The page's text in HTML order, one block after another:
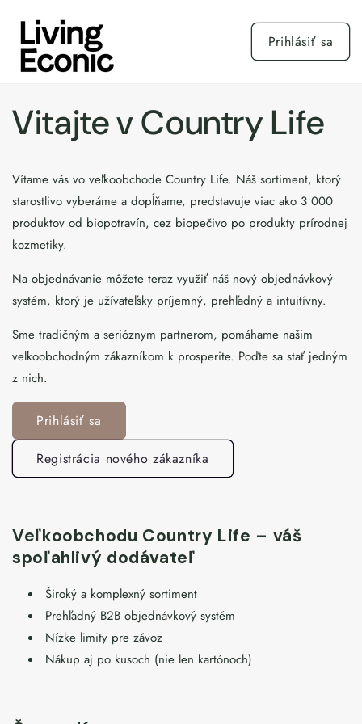
na
obsah
Prihlásiť sa
Vitajte v Country Life
Vítame vás vo veľkoobchode Country Life. Náš sortiment, ktorý
starostlivo vyberáme a dopĺňame, predstavuje viac ako 3 000
produktov od biopotravín, cez biopečivo po produkty prírodnej
kozmetiky.
Na objednávanie môžete teraz využiť náš nový objednávkový
systém, ktorý je užívateľsky príjemný, prehľadný a intuitívny.
Sme tradičným a serióznym partnerom, pomáhame našim
veľkoobchodným zákazníkom k prosperite. Poďte sa stať jedným
z nich.
Prihlásiť sa
Registrácia nového zákazníka
Veľkoobchodu Country Life – váš
spoľahlivý dodávateľ
Široký a komplexný sortiment
Prehľadný B2B objednávkový systém
Nízke limity pre závoz
Nákup aj po kusoch (nie len kartónoch)